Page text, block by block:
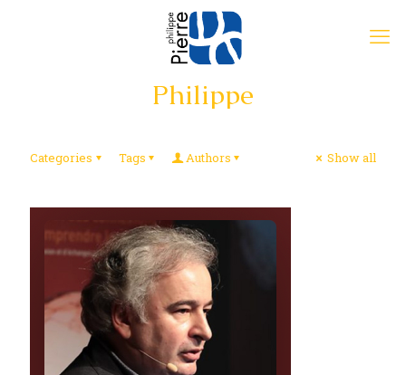
Philippe
Categories Tags Authors Show all